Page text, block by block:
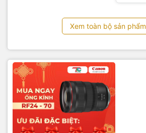
Xem toàn bộ sản phẩm